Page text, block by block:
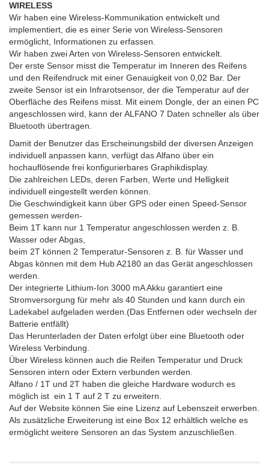
WIRELESS
Wir haben eine Wireless-Kommunikation entwickelt und
implementiert, die es einer Serie von Wireless-Sensoren
ermöglicht, Informationen zu erfassen.
Wir haben zwei Arten von Wireless-Sensoren entwickelt.
Der erste Sensor misst die Temperatur im Inneren des Reifens
und den Reifendruck mit einer Genauigkeit von 0,02 Bar. Der
zweite Sensor ist ein Infrarotsensor, der die Temperatur auf der
Oberfläche des Reifens misst. Mit einem Dongle, der an einen PC
angeschlossen wird, kann der ALFANO 7 Daten schneller als über
Bluetooth übertragen.
Damit der Benutzer das Erscheinungsbild der diversen Anzeigen
individuell anpassen kann, verfügt das Alfano über ein
hochauflösende frei konfigurierbares Graphikdisplay.
Die zahlreichen LEDs, deren Farben, Werte und Helligkeit
individuell eingestellt werden können.
Die Geschwindigkeit kann über GPS oder einen Speed-Sensor
gemessen werden-
Beim 1T kann nur 1 Temperatur angeschlossen werden z. B.
Wasser oder Abgas,
beim 2T können 2 Temperatur-Sensoren z. B. für Wasser und
Abgas können mit dem Hub A2180 an das Gerät angeschlossen
werden.
Der integrierte Lithium-Ion 3000 mA Akku garantiert eine
Stromversorgung für mehr als 40 Stunden und kann durch ein
Ladekabel aufgeladen werden.(Das Entfernen oder wechseln der
Batterie entfällt)
Das Herunterladen der Daten erfolgt über eine Bluetooth oder
Wireless Verbindung.
Über Wireless können auch die Reifen Temperatur und Druck
Sensoren intern oder Extern verbunden werden.
Alfano / 1T und 2T haben die gleiche Hardware wodurch es
möglich ist ein 1 T auf 2 T zu erweitern.
Auf der Website können Sie eine Lizenz auf Lebenszeit erwerben.
Als zusätzliche Erweiterung ist eine Box 12 erhältlich welche es
ermöglicht weitere Sensoren an das System anzuschließen.